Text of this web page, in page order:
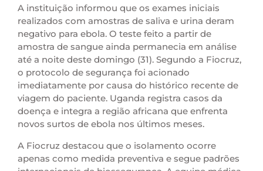
A instituição informou que os exames iniciais
realizados com amostras de saliva e urina deram
negativo para ebola. O teste feito a partir de
amostra de sangue ainda permanecia em análise
até a noite deste domingo (31). Segundo a Fiocruz,
o protocolo de segurança foi acionado
imediatamente por causa do histórico recente de
viagem do paciente. Uganda registra casos da
doença e integra a região africana que enfrenta
novos surtos de ebola nos últimos meses.
A Fiocruz destacou que o isolamento ocorre
apenas como medida preventiva e segue padrões